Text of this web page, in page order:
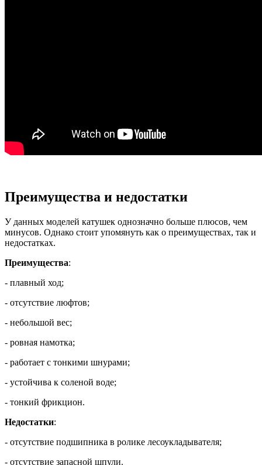
Преимущества и недостатки
У данных моделей катушек однозначно больше плюсов, чем
минусов. Однако стоит упомянуть как о преимуществах, так и
недостатках.
Преимущества:
- плавный ход;
- отсутствие люфтов;
- небольшой вес;
- ровная намотка;
- работает с тонкими шнурами;
- устойчива к соленой воде;
- тонкий фрикцион.
Недостатки:
- отсутствие подшипника в ролике лесоукладывателя;
- отсутствие запасной шпули.